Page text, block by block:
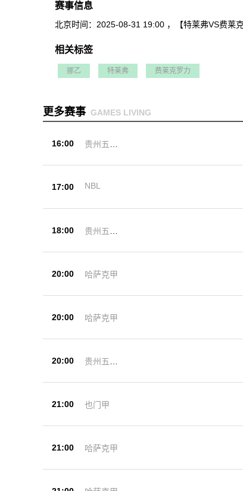
赛事信息
北京时间：2025-08-31 19:00 ，【特莱弗VS费莱
相关标签
挪乙 特莱弗 费莱克罗力
更多赛事 GAMES LIVING
16:00
贵州五峰
17:00 NBL
18:00
贵州五峰
20:00 哈萨克甲
20:00 哈萨克甲
20:00
贵州五峰
21:00 也门甲
21:00 哈萨克甲